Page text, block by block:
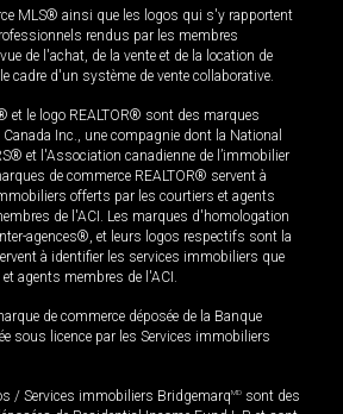
MLS® ainsi que les logos qui s'y rapportent
rendus par les membres
de l'achat, de la vente et de la location de
cadre d'un système de vente collaborative.
et le logo REALTOR® sont des marques
Inc., une compagnie dont la National
et l'Association canadienne de l’immobilier
de commerce REALTOR® servent à
offerts par les courtiers et agents
de l'ACI. Les marques d'homologation
agences®, et leurs logos respectifs sont la
à identifier les services immobiliers que
agents membres de l'ACI.
de commerce déposée de la Banque
sous licence par les Services immobiliers
/ Services immobiliers BridgemarqMD sont des